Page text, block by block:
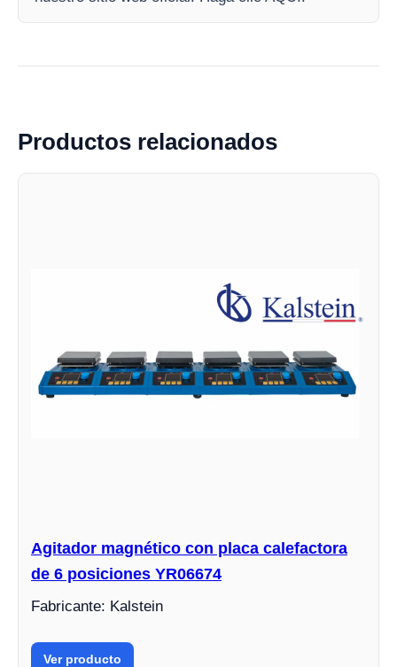
Productos relacionados
Agitador magnético con placa calefactora
de 6 posiciones YR06674
Fabricante: Kalstein
Ver producto